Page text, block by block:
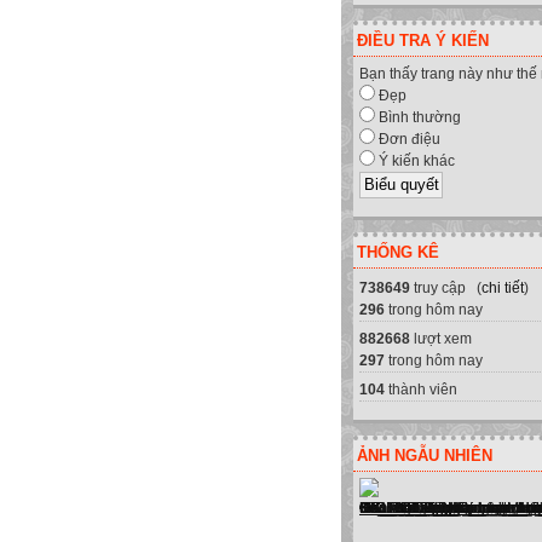
ĐIỀU TRA Ý KIẾN
Bạn thấy trang này như thế
Đẹp
Bình thường
Đơn điệu
Ý kiến khác
THỐNG KÊ
738649 truy cập (chi tiết)
296 trong hôm nay
882668 lượt xem
297 trong hôm nay
104 thành viên
ẢNH NGẪU NHIÊN